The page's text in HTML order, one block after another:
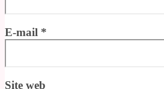
E-mail *
Site web